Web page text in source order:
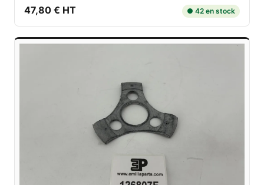
pour Ferrari 206 / 208 / 246 Dino / 250 / 275 / 308 /
328 / ...
47,80 € HT ● 42 en stock